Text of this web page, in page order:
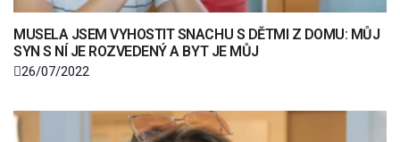
MUSELA JSEM VYHOSTIT SNACHU S DĚTMI Z DOMU: MŮJ
SYN S NÍ JE ROZVEDENÝ A BYT JE MŮJ
26/07/2022